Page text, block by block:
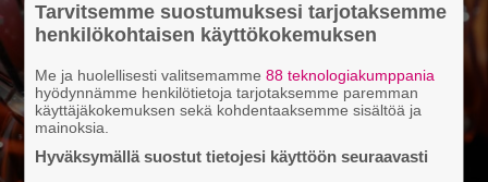
Tarvitsemme suostumuksesi tarjotaksemme
henkilökohtaisen käyttökokemuksen
Me ja huolellisesti valitsemamme88 teknologiakumppania
hyödynnämme henkilötietoja tarjotaksemme paremman
käyttäjäkokemuksen sekä kohdentaaksemme sisältöä ja
mainoksia.
Hyväksymällä suostut tietojesi käyttöön seuraavasti